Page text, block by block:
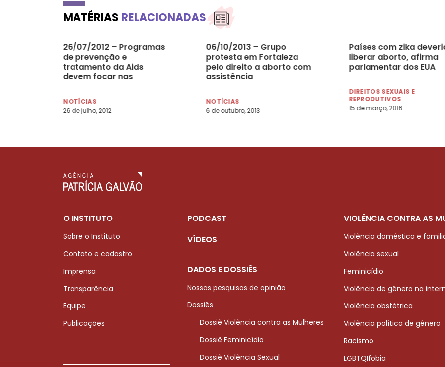
MATÉRIAS RELACIONADAS
26/07/2012 – Programas
de prevenção e
tratamento da Aids
devem focar nas
NOTÍCIAS
26 de julho, 2012
06/10/2013 – Grupo
protesta em Fortaleza
pelo direito a aborto com
assistência
NOTÍCIAS
6 de outubro, 2013
Países com zika
liberar aborto, afirma
parlamentar dos EUA
DIREITOS SEXUAIS E
REPRODUTIVOS
15 de março, 2016
O INSTITUTO
Sobre o Instituto
Contato e cadastro
Imprensa
Transparência
Equipe
Publicações
PODCAST
VÍDEOS
DADOS E DOSSIÊS
Nossas pesquisas de opinião
Dossiês
Dossiê Violência contra as Mulheres
Dossiê Feminicídio
Dossiê Violência Sexual
VIOLÊNCIA CONTRA AS
Violência doméstica e
Violência sexual
Feminicídio
Violência de gênero na
Violência obstétrica
Violência política de gênero
Racismo
LGBTQIfobia